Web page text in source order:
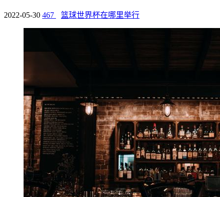
2022-05-30 467 篮球世界杯在哪里举行